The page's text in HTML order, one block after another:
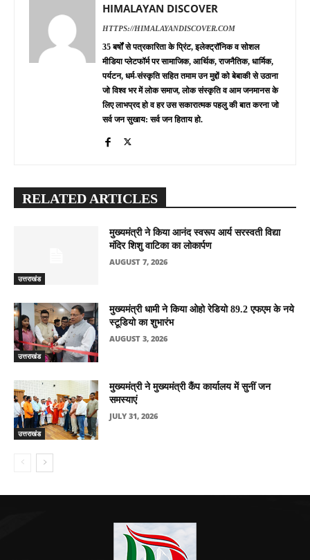
HIMALAYAN DISCOVER
HTTPS://HIMALAYANDISCOVER.COM
35 बर्षों से पत्रकारिता के प्रिंट, इलेक्ट्रॉनिक व सोशल
मीडिया प्लेटफॉर्म पर सामाजिक, आर्थिक, राजनैतिक, धार्मिक,
पर्यटन, धर्म-संस्कृति सहित तमाम उन मुद्दों को बेबाकी से उठाना
जो विश्व भर में लोक समाज, लोक संस्कृति व आम जनमानस के
लिए लाभप्रद हो व हर उस सकारात्मक पहलु की बात करना जो
सर्व जन सुखाय: सर्व जन हिताय हो.
RELATED ARTICLES
उत्तराखंड
मुख्यमंत्री ने किया आनंद स्वरूप आर्य सरस्वती विद्या
मंदिर शिशु वाटिका का लोकार्पण
AUGUST 7, 2026
उत्तराखंड
मुख्यमंत्री धामी ने किया ओहो रेडियो 89.2 एफएम के नये
स्टूडियो का शुभारंभ
AUGUST 3, 2026
उत्तराखंड
मुख्यमंत्री ने मुख्यमंत्री कैंप कार्यालय में सुनीं जन
समस्याएं
JULY 31, 2026